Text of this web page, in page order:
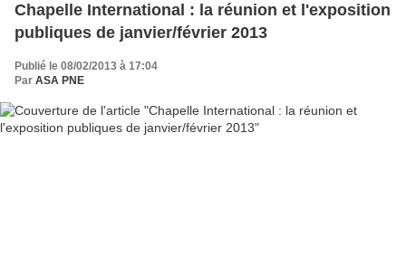
Chapelle International : la réunion et l'exposition
publiques de janvier/février 2013
Publié le 08/02/2013 à 17:04
Par ASA PNE